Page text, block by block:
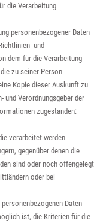
die Verarbeitung
personenbezogener Daten
und
dem für die Verarbeitung
zu seiner Person
Kopie dieser Auskunft zu
und Verordnungsgeber der
zugestanden:
verarbeitet werden
gegenüber denen die
sind oder noch offengelegt
oder bei
Daten
ist, die Kriterien für die